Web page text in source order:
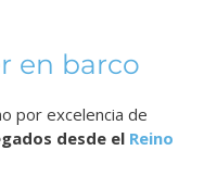
en barco
por excelencia de
desde el Reino